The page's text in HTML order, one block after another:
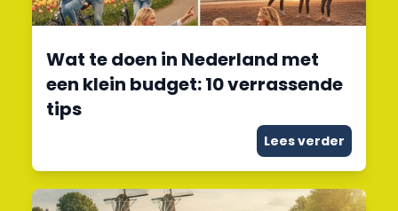
Wat te doen in Nederland met
een klein budget: 10 verrassende
tips
Lees verder